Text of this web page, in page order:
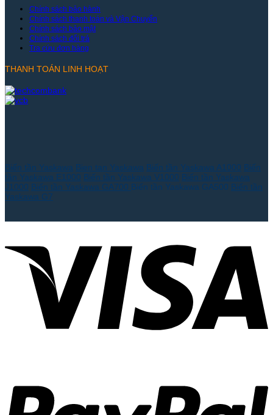
Chính sách bảo hành
Chính sách thanh toán và Vận Chuyển
Chính sách bảo mật
Chính sách đổi trả
Tra cứu đơn hàng
THANH TOÁN LINH HOẠT
Biến tần Yaskawa Bien tan Yaskawa Biến tần Yaskawa A1000 Biến
tần Yaskawa E1000 Biến tần Yaskawa V1000 Biến tần Yaskawa
J1000 Biến tần Yaskawa GA700 Biến tần Yaskawa GA500 Biến tần
Yaskawa G7